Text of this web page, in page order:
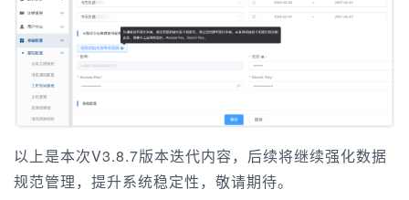
以上是本次V3.8.7版本迭代内容，后续将继续强化数据
规范管理，提升系统稳定性，敬请期待。